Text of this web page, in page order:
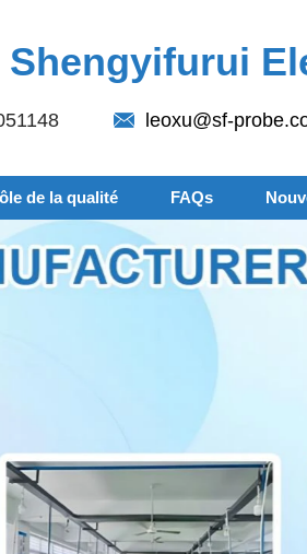
Shengyifurui
leoxu@sf-
de la qualité FAQs